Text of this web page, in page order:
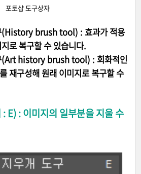
포토샵 도구상자
(History brush tool) : 효과가 적용
로 복구할 수 있습니다.
(Art history brush tool) : 회화적인
재구성해 원래 이미지로 복구할 수
E) : 이미지의 일부분을 지울 수